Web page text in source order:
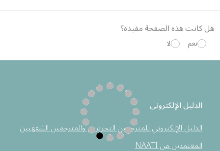
هل كانت هذه الصفحة مفيدة؟
نعم لا
الدليل الإلكتروني
الدليل الإلكتروني للمترجمين التحريرين والمترجمين الشفهيين
المعتمدين من NAATI